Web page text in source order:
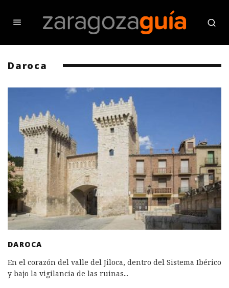
Daroca
DAROCA
En el corazón del valle del Jiloca, dentro del Sistema Ibérico
y bajo la vigilancia de las ruinas...